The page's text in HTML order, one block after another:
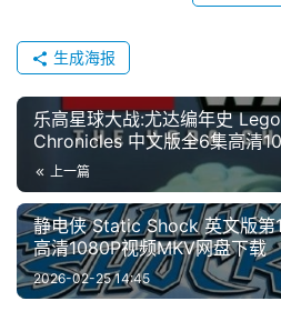
生成海报
乐高星球大战:尤达编年史
Chronicles 中文版全6集高清
上一篇
静电侠 Static Shock 英文版
高清1080P视频MKV网盘下载
2026-02-25 14:45